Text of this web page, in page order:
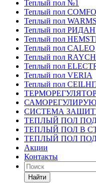
Теплый пол №1
Теплый пол
Теплый пол
Теплый пол РИДАН
Теплый пол
Теплый пол CALEO
Теплый пол
Теплый пол
Теплый пол VERIA
Теплый пол
СИСТЕМА
ТЕПЛЫЙ ПОЛ
ТЕПЛЫЙ ПОЛ В
ТЕПЛЫЙ ПОЛ
Акции
Контакты
Найти